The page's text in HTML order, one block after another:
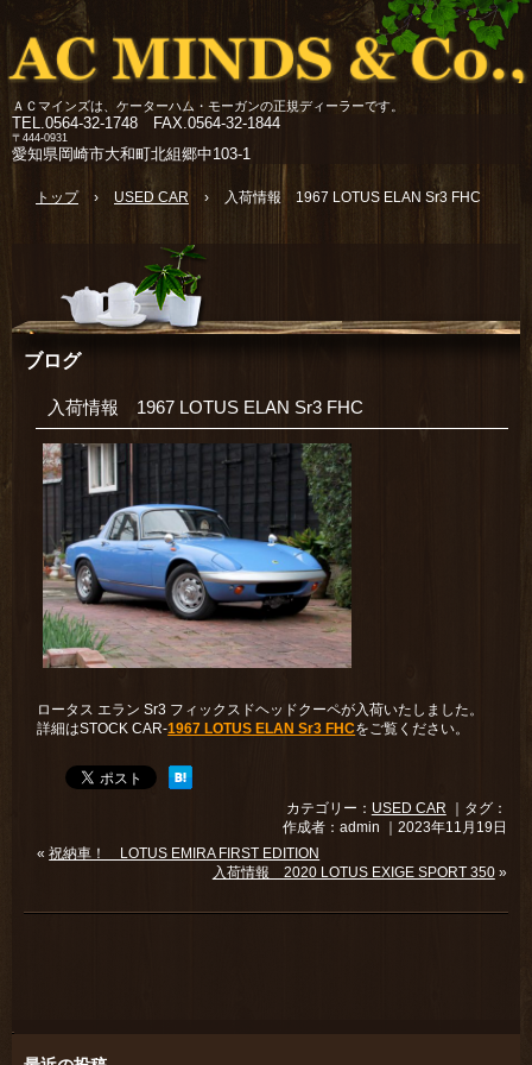
ＡＣマインズは、ケーターハム・モーガンの正規ディーラーです。
TEL.0564-32-1748 FAX.0564-32-1844
〒444-0931
愛知県岡崎市大和町北組郷中103-1
トップ › USED CAR › 入荷情報 1967 LOTUS ELAN Sr3 FHC
ブログ
入荷情報 1967 LOTUS ELAN Sr3 FHC
ロータス エラン Sr3 フィックスドヘッドクーペが入荷いたしました。
詳細はSTOCK CAR-1967 LOTUS ELAN Sr3 FHCをご覧ください。
カテゴリー： USED CAR ｜タグ：
作成者：admin ｜2023年11月19日
«祝納車！ LOTUS EMIRA FIRST EDITION
入荷情報 2020 LOTUS EXIGE SPORT 350»